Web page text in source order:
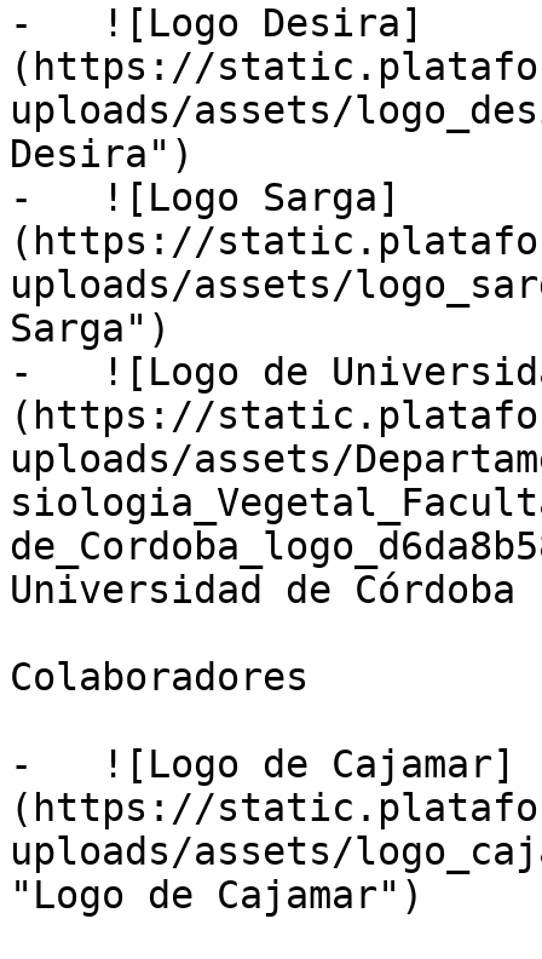
-   ![Logo Desira]
(https://
uploads/assets/
Desira")
-   ![Logo Sarga]
(https://
uploads/assets/
Sarga")
-   ![Logo de
(https://
uploads/assets/
Universidad de Córdoba
Colaboradores
-   ![Logo de Cajamar]
(https://
uploads/assets/
"Logo de Cajamar")